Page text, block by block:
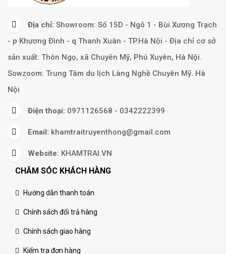
Địa chỉ: Showroom: Số 15D - Ngõ 1 - Bùi Xương Trạch
- p Khương Đình - q Thanh Xuân - TP.Hà Nội - Địa chỉ cơ sở
sản xuất: Thôn Ngọ, xã Chuyên Mỹ, Phú Xuyên, Hà Nội.
Sowzoom: Trung Tâm du lịch Làng Nghề Chuyên Mỹ. Hà
Nội
Điện thoại: 0971126568 - 0342222399
Email: khamtraitruyenthong@gmail.com
Website: KHAMTRAI.VN
CHĂM SÓC KHÁCH HÀNG
Hướng dẫn thanh toán
Chính sách đổi trả hàng
Chính sách giao hàng
Kiểm tra đơn hàng